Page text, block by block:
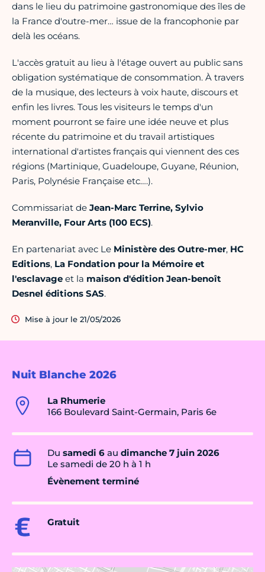
Nuit Blanche 2026
La Rhumerie
166 Boulevard Saint-Germain, Paris 6e
Du samedi 6 au dimanche 7 juin 2026
Le samedi de 20 h à 1 h
Évènement terminé
Gratuit
dans le lieu du patrimoine gastronomique des îles de
la France d'outre-mer… issue de la francophonie par
delà les océans.
L'accès gratuit au lieu à l'étage ouvert au public sans
obligation systématique de consommation. À travers
de la musique, des lecteurs à voix haute, discours et
enfin les livres. Tous les visiteurs le temps d'un
moment pourront se faire une idée neuve et plus
récente du patrimoine et du travail artistiques
international d'artistes français qui viennent des ces
régions (Martinique, Guadeloupe, Guyane, Réunion,
Paris, Polynésie Française etc….).
Commissariat de Jean-Marc Terrine, Sylvio
Meranville, Four Arts (100 ECS).
En partenariat avec Le Ministère des Outre-mer, HC
Editions, La Fondation pour la Mémoire et
l'esclavage et la maison d'édition Jean-benoît
Desnel éditions SAS.
Mise à jour le 21/05/2026